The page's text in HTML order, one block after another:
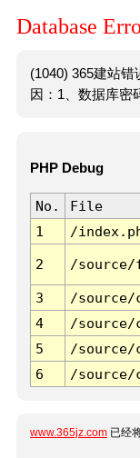
Database
(1040) 365建站
因：1、数据库密
PHP Debug
No. File
1
/
2 /source/
3 /source/
4
/source/
5
/source/
6
/source/
www.365jz.com 已经